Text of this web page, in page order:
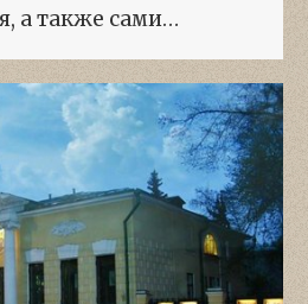
а также сами…